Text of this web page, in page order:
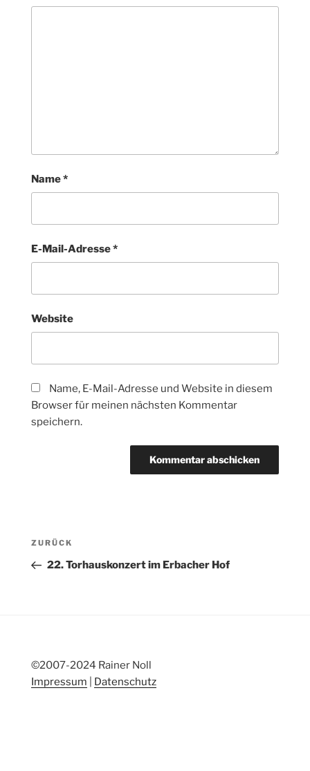
Name*
E-Mail-Adresse*
Website
Name, E-Mail-Adresse und Website in diesem
Browser für meinen nächsten Kommentar
speichern.
Beitragsnavigation
Vorheriger
Beitrag
ZURÜCK
22. Torhauskonzert im Erbacher Hof
©2007-2024 Rainer Noll
Impressum
Datenschutz